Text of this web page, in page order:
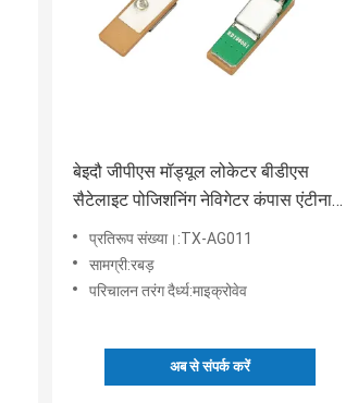
बेइदौ जीपीएस मॉड्यूल लोकेटर बीडीएस
सैटेलाइट पोजिशनिंग नेविगेटर कंपास एंटीना
मॉड्यूल डुअल मोड
प्रतिरूप संख्या।:TX-AG011
सामग्री:रबड़
परिचालन तरंग दैर्ध्य:माइक्रोवेव
अब से संपर्क करें